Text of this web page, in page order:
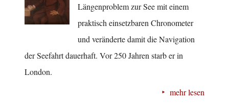
Längenproblem zur See mit einem
praktisch einsetzbaren Chronometer
und veränderte damit die Navigation
der Seefahrt dauerhaft. Vor 250 Jahren starb er in
London.
mehr lesen